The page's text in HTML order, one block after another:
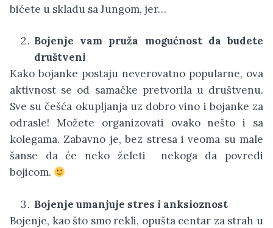
bićete u skladu sa Jungom, jer…
Bojenje vam pruža mogućnost da budete
društveni
Kako bojanke postaju neverovatno popularne, ova
aktivnost se od samačke pretvorila u društvenu.
Sve su češća okupljanja uz dobro vino i bojanke za
odrasle! Možete organizovati ovako nešto i sa
kolegama. Zabavno je, bez stresa i veoma su male
šanse da će neko želeti nekoga da povredi
bojicom.
Bojenje umanjuje stres i anksioznost
Bojenje, kao što smo rekli, opušta centar za strah u